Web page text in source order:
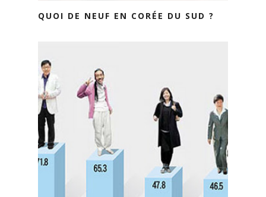
QUOI DE NEUF EN CORÉE DU SUD ?